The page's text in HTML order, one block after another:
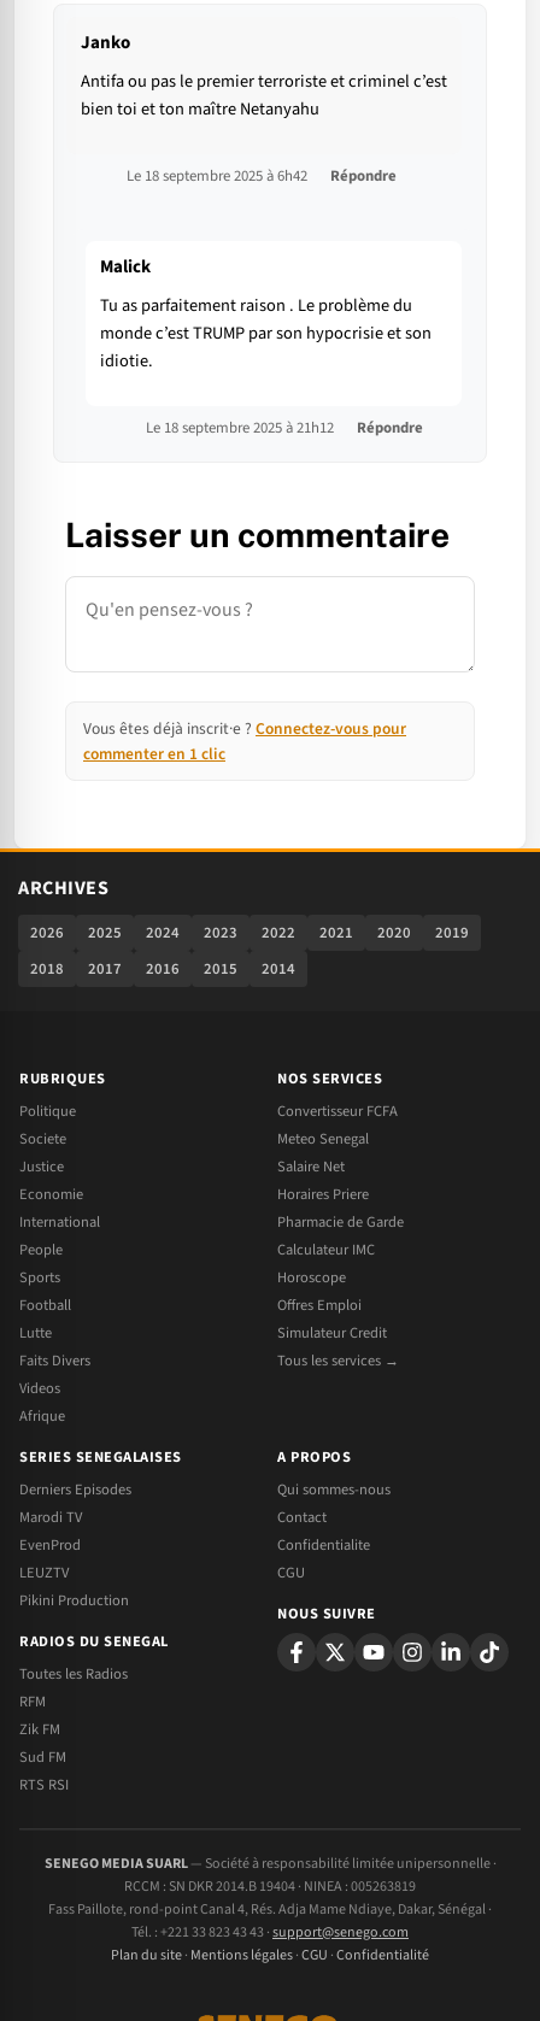
Janko
Antifa ou pas le premier terroriste et criminel c’est
bien toi et ton maître Netanyahu
Le 18 septembre 2025 à 6h42 Répondre
Malick
Tu as parfaitement raison . Le problème du
monde c’est TRUMP par son hypocrisie et son
idiotie.
Le 18 septembre 2025 à 21h12 Répondre
Laisser un commentaire
Commentaire
Vous êtes déjà inscrit·e ? Connectez-vous pour
commenter en 1 clic
ARCHIVES
2026 2025 2024 2023 2022 2021 2020
2019
2018
2017 2016 2015 2014
RUBRIQUES
Politique
Societe
Justice
Economie
International
People
Sports
Football
Lutte
Faits Divers
Videos
Afrique
NOS SERVICES
Convertisseur FCFA
Meteo Senegal
Salaire Net
Horaires Priere
Pharmacie de Garde
Calculateur IMC
Horoscope
Offres Emploi
Simulateur Credit
Tous les services →
SERIES SENEGALAISES
Derniers Episodes
Marodi TV
EvenProd
LEUZTV
Pikini Production
RADIOS DU SENEGAL
Toutes les Radios
RFM
Zik FM
Sud FM
RTS RSI
A PROPOS
Qui sommes-nous
Contact
Confidentialite
CGU
NOUS SUIVRE
SENEGO MEDIA SUARL— Société à responsabilité limitée unipersonnelle ·
RCCM : SN DKR 2014.B 19404 · NINEA : 005263819
Fass Paillote, rond-point Canal 4, Rés. Adja Mame Ndiaye, Dakar, Sénégal ·
Tél. : +221 33 823 43 43 ·support@senego.com
Plan du site· Mentions légales·CGU ·Confidentialité